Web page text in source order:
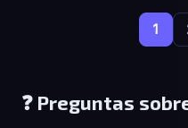
1
❓ Preguntas